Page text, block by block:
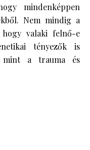
mindenképpen
Nem mindig a
hogy valaki felnő-e
tényezők is
mint a trauma és